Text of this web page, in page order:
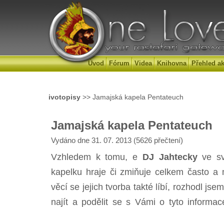
Úvod Fórum Videa Knihovna Přehled
ivotopisy >> Jamajská kapela Pentateuch
Jamajská kapela Pentateuch
Vydáno dne 31. 07. 2013 (5626 přečtení)
Vzhledem k tomu, e DJ Jahteckyve
kapelku hraje či zmiňuje celkem často a
věcí se jejich tvorba takté líbí, rozhodl
najít a podělit se s Vámi o tyto